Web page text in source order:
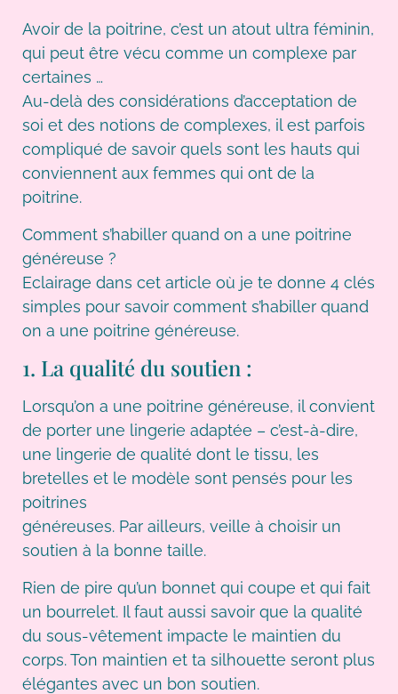
Avoir de la poitrine, c’est un atout ultra féminin,
qui peut être vécu comme un complexe par
certaines …
Au-delà des considérations d’acceptation de
soi et des notions de complexes, il est parfois
compliqué de savoir quels sont les hauts qui
conviennent aux femmes qui ont de la
poitrine.
Comment s’habiller quand on a une poitrine
généreuse ?
Eclairage dans cet article où je te donne 4 clés
simples pour savoir comment s’habiller quand
on a une poitrine généreuse.
1. La qualité du soutien :
Lorsqu’on a une poitrine généreuse, il convient
de porter une lingerie adaptée – c’est-à-dire,
une lingerie de qualité dont le tissu, les
bretelles et le modèle sont pensés pour les
poitrines
généreuses. Par ailleurs, veille à choisir un
soutien à la bonne taille.
Rien de pire qu’un bonnet qui coupe et qui fait
un bourrelet. Il faut aussi savoir que la qualité
du sous-vêtement impacte le maintien du
corps. Ton maintien et ta silhouette seront plus
élégantes avec un bon soutien.